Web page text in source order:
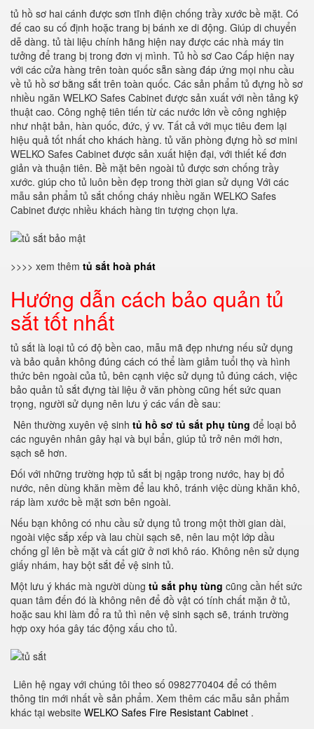
tủ hồ sơ hai cánh được sơn tĩnh điện chống trầy xước bề mặt. Có
đế cao su cố định hoặc trang bị bánh xe di động. Giúp di chuyển
dễ dàng. tủ tài liệu chính hãng hiện nay được các nhà máy tin
tưởng để trang bị trong đơn vị mình. Tủ hồ sơ Cao Cấp hiện nay
với các cửa hàng trên toàn quốc sẵn sàng đáp ứng mọi nhu cầu
về tủ hồ sơ bằng sắt trên toàn quốc. Các sản phẩm tủ đựng hồ sơ
nhiều ngăn WELKO Safes Cabinet được sản xuất với nền tảng kỹ
thuật cao. Công nghệ tiên tiến từ các nước lớn về công nghiệp
như nhật bản, hàn quốc, đức, ý vv. Tất cả với mục tiêu đem lại
hiệu quả tốt nhất cho khách hàng. tủ văn phòng đựng hồ sơ mini
WELKO Safes Cabinet được sản xuất hiện đại, với thiết kế đơn
giản và thuận tiên. Bề mặt bên ngoài tủ được sơn chống trầy
xước. giúp cho tủ luôn bền đẹp trong thời gian sử dụng Với các
mẫu sản phẩm tủ sắt chống cháy nhiều ngăn WELKO Safes
Cabinet được nhiều khách hàng tin tượng chọn lựa.
>>>> xem thêm tủ sắt hoà phát
Hướng dẫn cách bảo quản tủ
sắt tốt nhất
tủ sắt là loại tủ có độ bền cao, mẫu mã đẹp nhưng nếu sử dụng
và bảo quản không đúng cách có thể làm giảm tuổi thọ và hình
thức bên ngoài của tủ, bên cạnh việc sử dụng tủ đúng cách, việc
bảo quản tủ sắt đựng tài liệu ở văn phòng cũng hết sức quan
trọng, người sử dụng nên lưu ý các vấn đề sau:
Nên thường xuyên vệ sinh tủ hồ sơ tủ sắt phụ tùng để loại bỏ
các nguyên nhân gây hại và bụi bẩn, giúp tủ trở nên mới hơn,
sạch sẽ hơn.
Đối với những trường hợp tủ sắt bị ngập trong nước, hay bị đổ
nước, nên dùng khăn mềm để lau khô, tránh việc dùng khăn khô,
ráp làm xước bề mặt sơn bên ngoài.
Nếu bạn không có nhu cầu sử dụng tủ trong một thời gian dài,
ngoài việc sắp xếp và lau chùi sạch sẽ, nên lau một lớp dầu
chống gỉ lên bề mặt và cất giữ ở nơi khô ráo. Không nên sử dụng
giấy nhám, hay bột sắt để vệ sinh tủ.
Một lưu ý khác mà người dùng tủ sắt phụ tùng cũng cần hết sức
quan tâm đến đó là không nên để đồ vật có tính chất mặn ở tủ,
hoặc sau khi làm đổ ra tủ thì nên vệ sinh sạch sẽ, tránh trường
hợp oxy hóa gây tác động xấu cho tủ.
Liên hệ ngay với chúng tôi theo số 0982770404 để có thêm
thông tin mới nhất về sản phẩm. Xem thêm các mẫu sản phẩm
khác tại website WELKO Safes Fire Resistant Cabinet .